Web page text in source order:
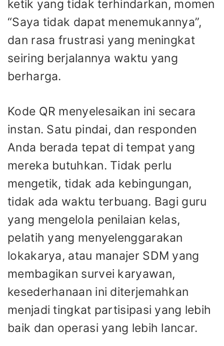
ketik yang tidak terhindarkan, momen
“Saya tidak dapat menemukannya”,
dan rasa frustrasi yang meningkat
seiring berjalannya waktu yang
berharga.
Kode QR menyelesaikan ini secara
instan. Satu pindai, dan responden
Anda berada tepat di tempat yang
mereka butuhkan. Tidak perlu
mengetik, tidak ada kebingungan,
tidak ada waktu terbuang. Bagi guru
yang mengelola penilaian kelas,
pelatih yang menyelenggarakan
lokakarya, atau manajer SDM yang
membagikan survei karyawan,
kesederhanaan ini diterjemahkan
menjadi tingkat partisipasi yang lebih
baik dan operasi yang lebih lancar.